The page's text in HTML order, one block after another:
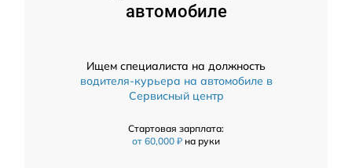
автомобиле
Ищем специалиста на должность
водителя-курьера на автомобиле в
Сервисный центр
Стартовая зарплата:
от 60,000 ₽ на руки